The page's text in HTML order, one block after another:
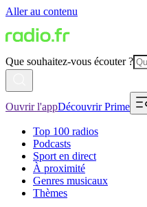
Aller au contenu
Que souhaitez-vous écouter ?
Ouvrir l'appDécouvrir Prime
Top 100 radios
Podcasts
Sport en direct
À proximité
Genres musicaux
Thèmes